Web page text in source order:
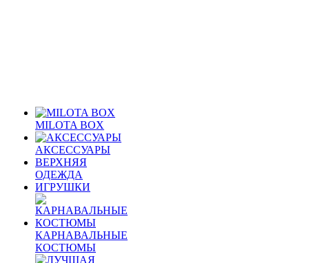
MILOTA BOX
АКСЕССУАРЫ
ВЕРХНЯЯ
ОДЕЖДА
ИГРУШКИ
КАРНАВАЛЬНЫЕ
КОСТЮМЫ